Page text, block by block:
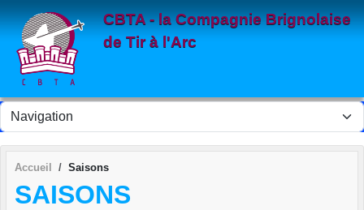
CBTA - la Compagnie Brignolaise
de Tir à l'Arc
Accueil Saisons
SAISONS
Panneau de gestion des cookies